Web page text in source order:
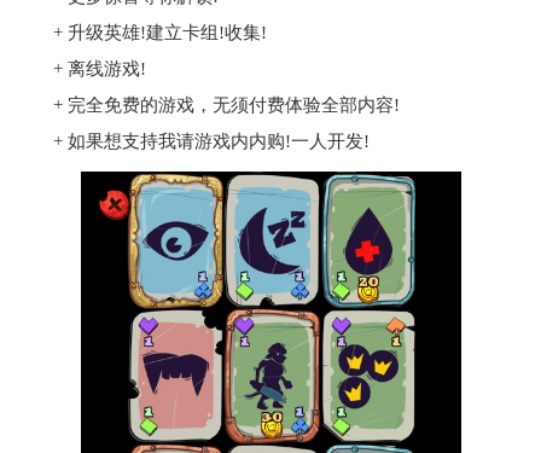
+ 升级英雄!建立卡组!收集!
+ 离线游戏!
+ 完全免费的游戏，无须付费体验全部内容!
+ 如果想支持我请游戏内内购!一人开发!